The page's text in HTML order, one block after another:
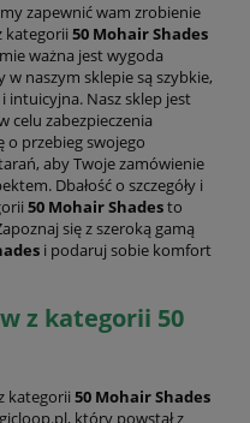
zapewnić wam zrobienie
kategorii 50 Mohair Shades
ważna jest wygoda
naszym sklepie są szybkie,
intuicyjna. Nasz sklep jest
celu zabezpieczenia
o przebieg swojego
aby Twoje zamówienie
Dbałość o szczegóły i
50 Mohair Shadesto
się z szeroką gamą
i podaruj sobie komfort
z kategorii 50
kategorii 50 Mohair Shades